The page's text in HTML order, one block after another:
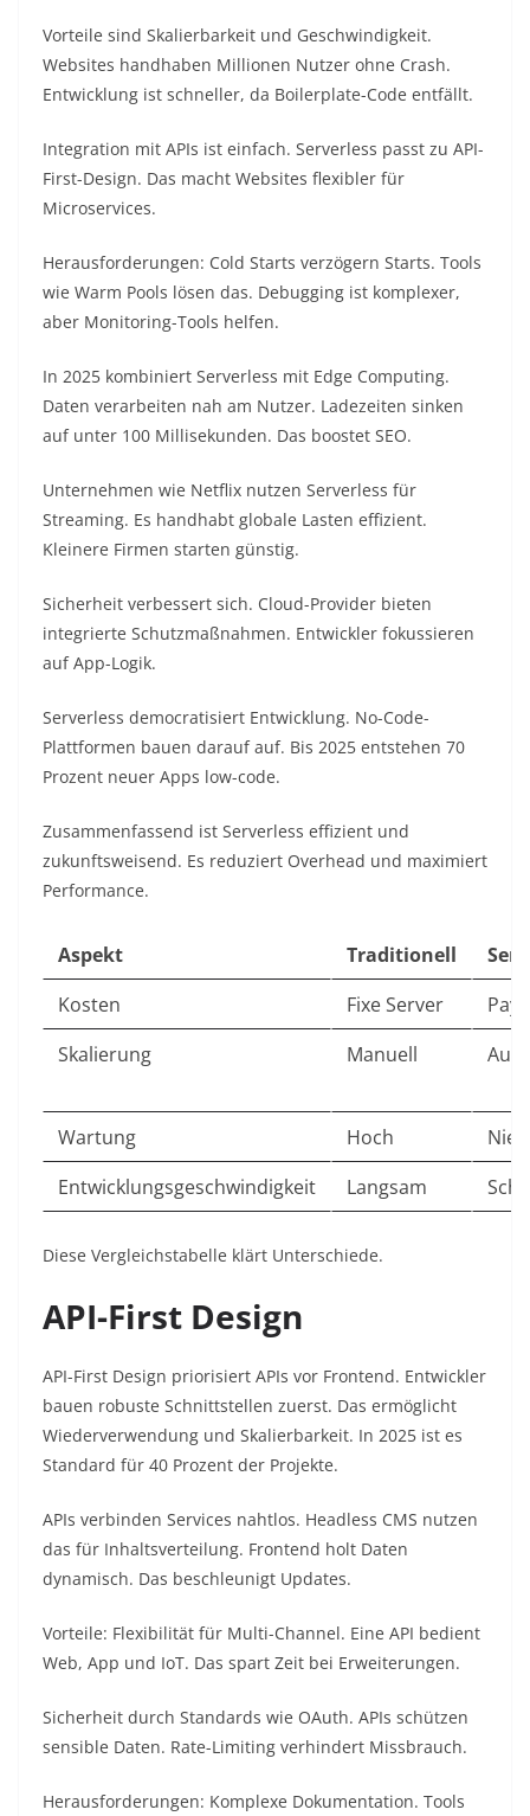
Vorteile sind Skalierbarkeit und Geschwindigkeit.
Websites handhaben Millionen Nutzer ohne Crash.
Entwicklung ist schneller, da Boilerplate-Code entfällt.​
Integration mit APIs ist einfach. Serverless passt zu API-
First-Design. Das macht Websites flexibler für
Microservices.​
Herausforderungen: Cold Starts verzögern Starts. Tools
wie Warm Pools lösen das. Debugging ist komplexer,
aber Monitoring-Tools helfen.​
In 2025 kombiniert Serverless mit Edge Computing.
Daten verarbeiten nah am Nutzer. Ladezeiten sinken
auf unter 100 Millisekunden. Das boostet SEO.​
Unternehmen wie Netflix nutzen Serverless für
Streaming. Es handhabt globale Lasten effizient.
Kleinere Firmen starten günstig.​
Sicherheit verbessert sich. Cloud-Provider bieten
integrierte Schutzmaßnahmen. Entwickler fokussieren
auf App-Logik.​
Serverless democratisiert Entwicklung. No-Code-
Plattformen bauen darauf auf. Bis 2025 entstehen 70
Prozent neuer Apps low-code.​
Zusammenfassend ist Serverless effizient und
zukunftsweisend. Es reduziert Overhead und maximiert
Performance.​
Aspekt Traditionell
Kosten
Fixe Server
Skalierung
Manuell
Wartung
Hoch
Entwicklungsgeschwindigkeit
Langsam
Diese Vergleichstabelle klärt Unterschiede.​
API-First Design
API-First Design priorisiert APIs vor Frontend. Entwickler
bauen robuste Schnittstellen zuerst. Das ermöglicht
Wiederverwendung und Skalierbarkeit. In 2025 ist es
Standard für 40 Prozent der Projekte.​
APIs verbinden Services nahtlos. Headless CMS nutzen
das für Inhaltsverteilung. Frontend holt Daten
dynamisch. Das beschleunigt Updates.​
Vorteile: Flexibilität für Multi-Channel. Eine API bedient
Web, App und IoT. Das spart Zeit bei Erweiterungen.​
Sicherheit durch Standards wie OAuth. APIs schützen
sensible Daten. Rate-Limiting verhindert Missbrauch.​
Herausforderungen: Komplexe Dokumentation. Tools